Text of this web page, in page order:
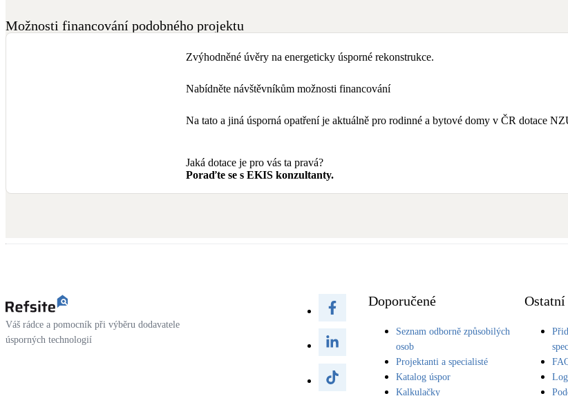
Možnosti financování podobného projektu
Zvýhodněné úvěry na energeticky úsporné rekonstrukce.
Nabídněte návštěvníkům možnosti financování
Na tato a jiná úsporná opatření je aktuálně pro rodinné a bytové domy v ČR dotace
Jaká dotace je pro vás ta pravá?
Poraďte se s EKIS konzultanty.
Váš rádce a pomocník při výběru dodavatele
úsporných technologií
Doporučené
Seznam odborně způsobilých
osob
Projektanti a specialisté
Katalog úspor
Kalkulačky
Ostatní